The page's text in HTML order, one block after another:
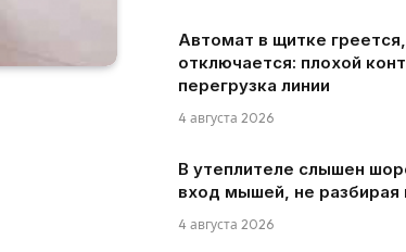
Автомат в щитке
отключается: плохой
перегрузка линии
4 августа 2026
В утеплителе слышен
вход мышей, не разбирая
4 августа 2026